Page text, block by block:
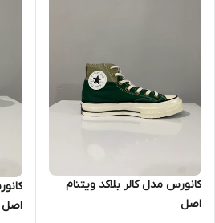
کانورس مدل کالر بلاکد ویتنام
اصل
اصل